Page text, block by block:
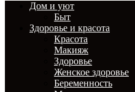
Дом и уют
Быт
Здоровье и красота
Красота
Макияж
Здоровье
Женское здоровье
Беременность